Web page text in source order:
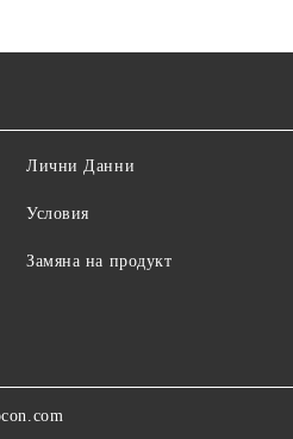
Лични Данни
Условия
Замяна на продукт